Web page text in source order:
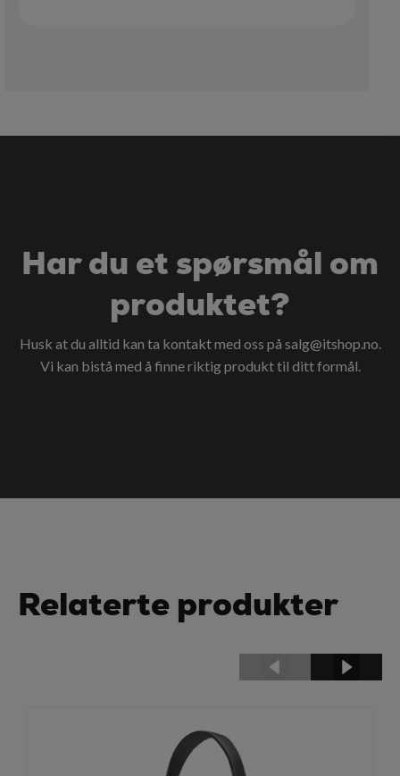
Har du et spørsmål om
produktet?
Husk at du alltid kan ta kontakt med oss på salg@itshop.no.
Vi kan bistå med å finne riktig produkt til ditt formål.
Relaterte produkter